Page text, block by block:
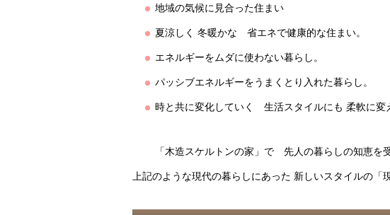
地域の気候に見合った住まい
夏涼しく 冬暖かな 省エネで健康的な住まい。
エネルギーをムダに使わない暮らし。
パッシブエネルギーをうまくとり入れた暮らし。
時と共に変化していく 生活スタイルにも 柔軟に変
「木造スケルトンの家」で 先人の暮らしの知恵
上記のような現代の暮らしにあった 新しいスタイルの「